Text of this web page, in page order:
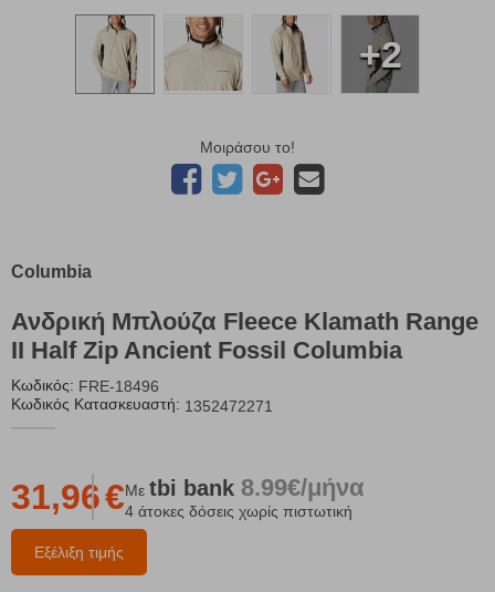
+2
Μοιράσου το!
Columbia
Ανδρική Μπλούζα Fleece Klamath Range
II Half Zip Ancient Fossil Columbia
Κωδικός: FRE-18496
Κωδικός Κατασκευαστή: 1352472271
Εξέλιξη τιμής
31,96€Με tbi bank 8.99€/μήνα
4 άτοκες δόσεις χωρίς πιστωτική